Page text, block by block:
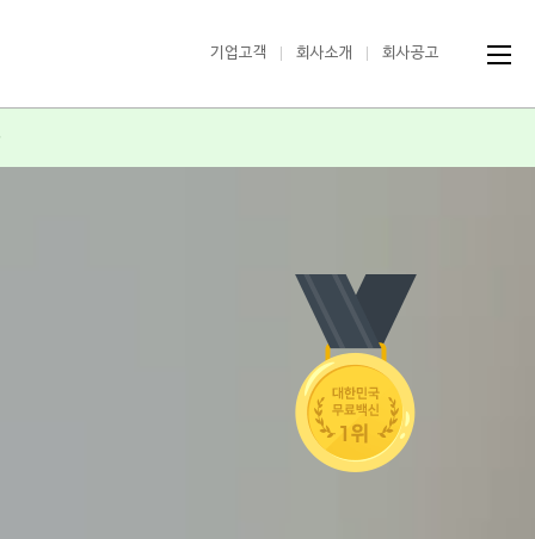
기업고객 회사소개 회사공고